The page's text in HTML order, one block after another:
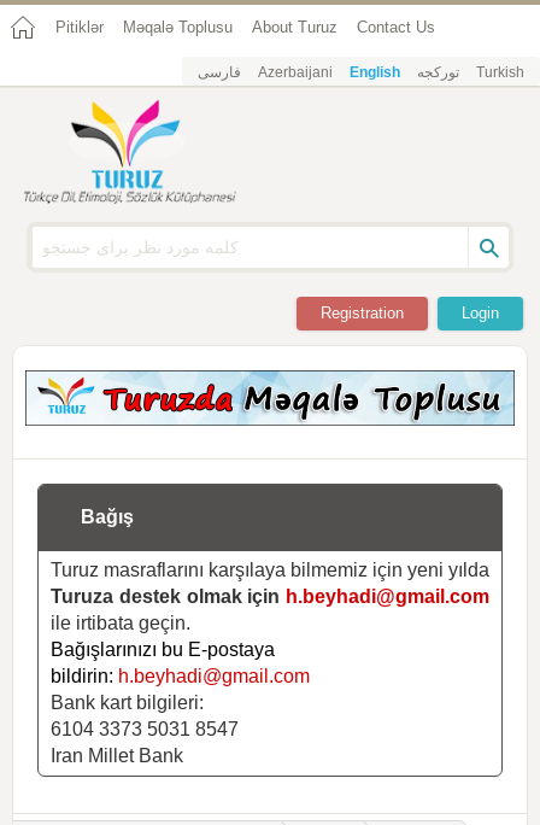
Pitiklər Məqalə Toplusu About Turuz Contact Us
فارسی Azerbaijani English تورکجه Turkish
Login
Registration
Bağış
Turuz masraflarını karşılaya bilmemiz için yeni yılda
Turuza destek olmak için h.beyhadi@gmail.com
ile irtibata geçin.
Bağışlarınızı bu E-postaya
bildirin: h.beyhadi@gmail.com
Bank kart bilgileri:
6104 3373 5031 8547
Iran Millet Bank